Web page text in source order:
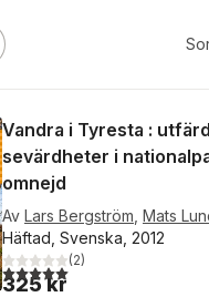
Vandra i Tyresta :
sevärdheter i
omnejd
Av Lars Bergström Mats
Häftad, Svenska, 2012
5,0utav 5 stjärnor. Totalt
(2)
325 kr